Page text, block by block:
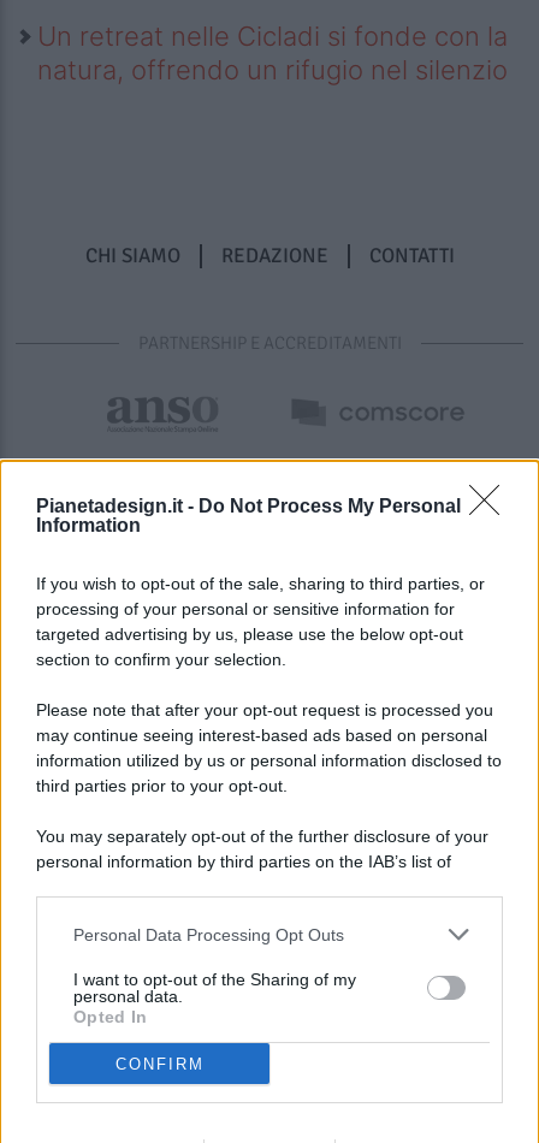
Pianetadesign.it - Do Not Process My Personal
Information
If you wish to opt-out of the sale, sharing to third parties, or
processing of your personal or sensitive information for
targeted advertising by us, please use the below opt-out
section to confirm your selection.
Please note that after your opt-out request is processed you
may continue seeing interest-based ads based on personal
information utilized by us or personal information disclosed to
third parties prior to your opt-out.
You may separately opt-out of the further disclosure of your
personal information by third parties on the IAB’s list of
This information may also be disclosed by us to third parties
disclose it to other third parties.
Personal Data Processing Opt Outs
I want to opt-out of the Sharing of my
personal data.
Opted In
CONFIRM
Un retreat nelle Cicladi si fonde con la
natura, offrendo un rifugio nel silenzio
CHI SIAMO REDAZIONE CONTATTI
PARTNERSHIP E ACCREDITAMENTI
© 2026 - Pianeta Design - P.IVA 04827280654 - Testata
Registrata Al Tribunale Di Nocera Inferiore N. 8/2020 - RG N.
ISCRIZIONE AL ROC N. 35792 – ISCRITTA ALL’ANSO
(ASSOCIAZIONE NAZIONALE STAMPA ONLINE)
PREFERENZE PRIVACY